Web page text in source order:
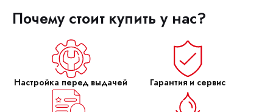
Почему стоит купить у нас?
Настройка перед выдачей Гарантия и сервис